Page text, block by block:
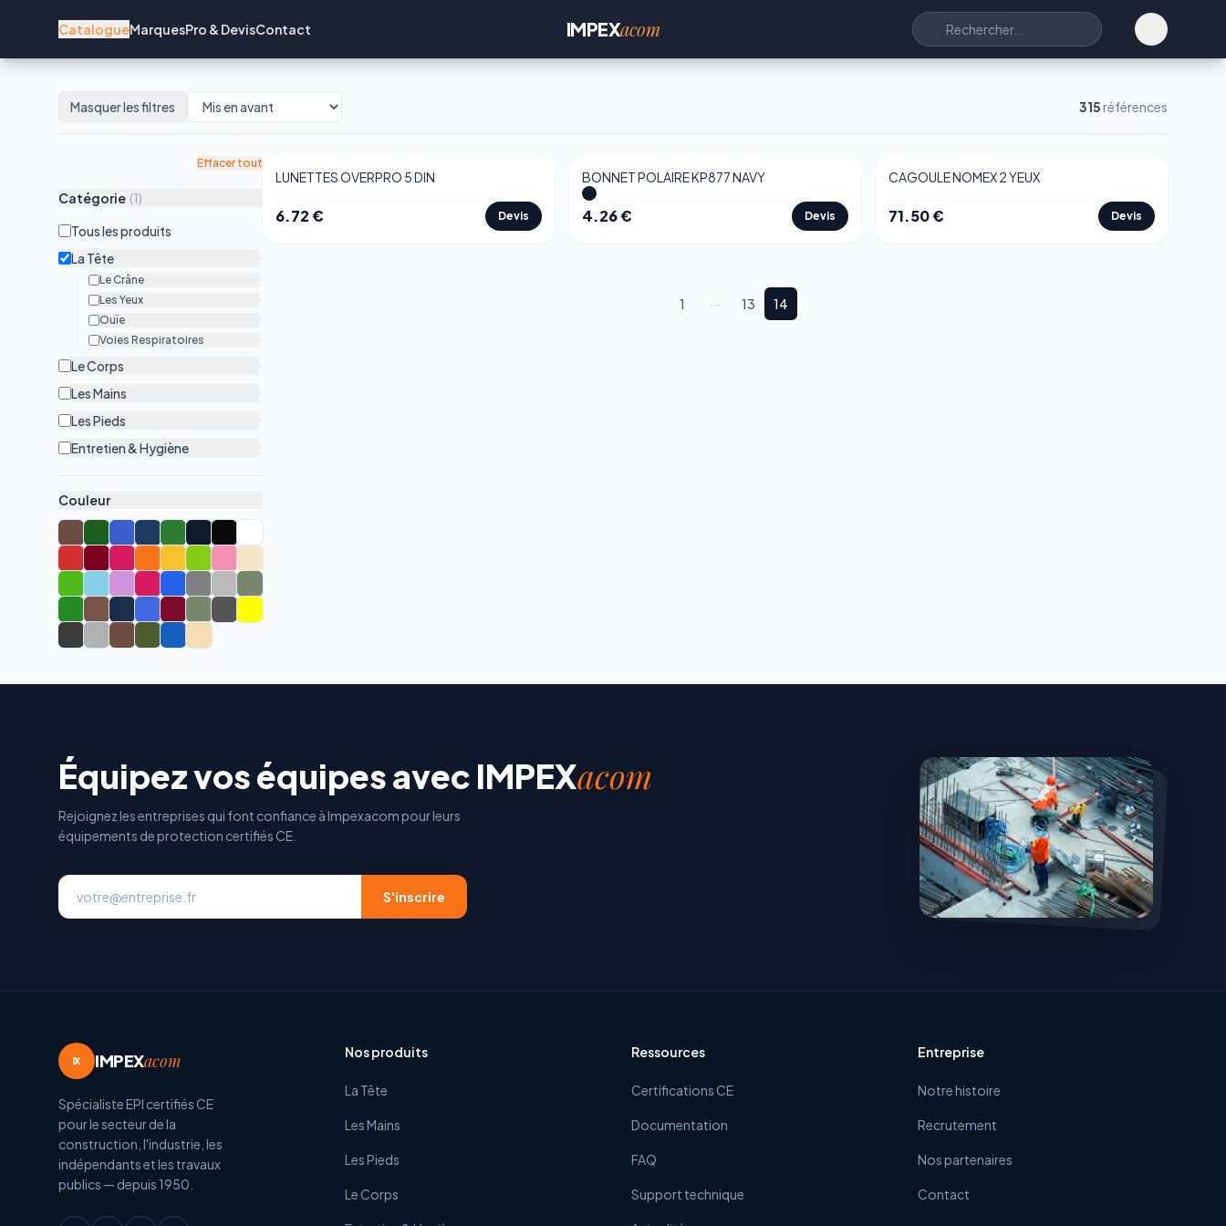
CatalogueMarquesPro & DevisContact IMPEXacom
Masquer les filtres 315 références
Effacer tout
Catégorie (1)
Tous les produits
La Tête
Le Crâne
Les Yeux
Ouïe
Voies Respiratoires
Le Corps
Les Mains
Les Pieds
Entretien & Hygiène
Couleur
LUNETTES OVERPRO 5 DIN
6.72€ Devis
BONNET POLAIRE KP877 NAVY
4.26€ Devis
CAGOULE NOMEX 2 YEUX
71.50€ Devis
1 ··· 13 14
Équipez vos équipes avec IMPEXacom
Rejoignez les entreprises qui font confiance à Impexacom pour leurs
équipements de protection certifiés CE.
S'inscrire
IX IMPEXacom
Spécialiste EPI certifiés CE
pour le secteur de la
construction, l'industrie, les
indépendants et les travaux
publics — depuis 1950.
Nos produits
La Tête
Les Mains
Les Pieds
Le Corps
Ressources
Certifications CE
Documentation
FAQ
Support technique
Entreprise
Notre histoire
Recrutement
Nos partenaires
Contact